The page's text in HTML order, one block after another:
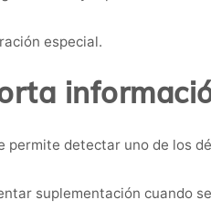
especial.
permite detectar uno de los
suplementación cuando